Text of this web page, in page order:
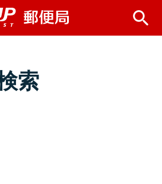
索